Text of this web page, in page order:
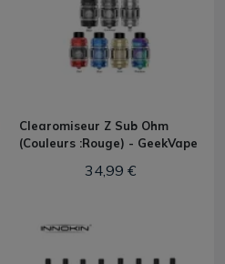
Clearomiseur Z Sub Ohm
(Couleurs :Rouge) - GeekVape
34,99 €